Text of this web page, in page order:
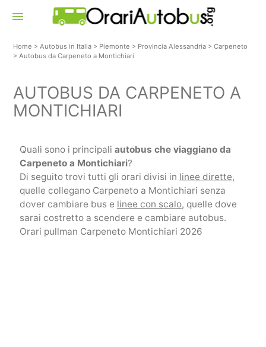
menu
Home >Autobus in Italia > Piemonte > Provincia Alessandria >Carpeneto
>Autobus da Carpeneto a Montichiari
AUTOBUS DA CARPENETO A
MONTICHIARI
Quali sono i principali autobus che viaggiano da
Carpeneto a Montichiari?
Di seguito trovi tutti gli orari divisi in linee dirette,
quelle collegano Carpeneto a Montichiari senza
dover cambiare bus e linee con scalo, quelle dove
sarai costretto a scendere e cambiare autobus.
Orari pullman Carpeneto Montichiari 2026